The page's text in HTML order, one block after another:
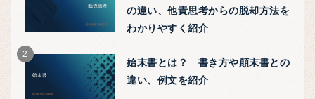
の違い、他責思考からの脱却方法を
わかりやすく紹介
始末書とは？ 書き方や顛末書との
違い、例文を紹介